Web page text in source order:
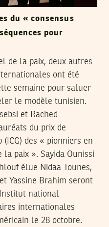
du « consensus
pour
de la paix, deux autres
ont été
semaine pour saluer
le modèle tunisien.
et Rached
du prix de
des « pionniers en
paix ». Sayida Ounissi
élue Nidaa Tounes,
Yassine Brahim seront
national
internationales
le 28 octobre.